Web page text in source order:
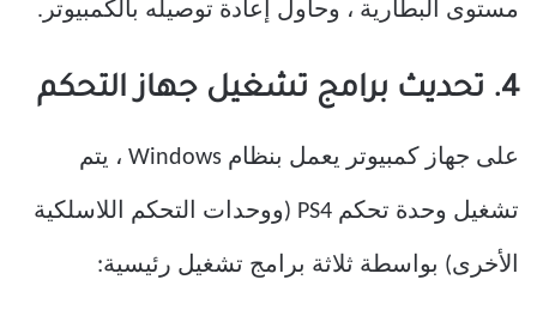
مستوى البطارية ، وحاول إعادة توصيله بالكمبيوتر.
4. تحديث برامج تشغيل جهاز التحكم
على جهاز كمبيوتر يعمل بنظام Windows ، يتم
تشغيل وحدة تحكم PS4 (ووحدات التحكم اللاسلكية
الأخرى) بواسطة ثلاثة برامج تشغيل رئيسية: